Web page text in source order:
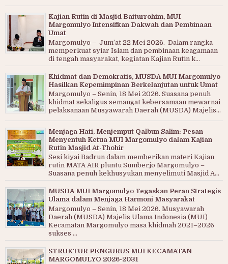
Kajian Rutin di Masjid Baiturrohim, MUI
Margomulyo Intensifkan Dakwah dan Pembinaan
Umat
Margomulyo – Jum’at 22 Mei 2026. Dalam rangka
memperkuat syiar Islam dan pembinaan keagamaan
di tengah masyarakat, kegiatan Kajian Rutin k...
Khidmat dan Demokratis, MUSDA MUI Margomulyo
Hasilkan Kepemimpinan Berkelanjutan untuk Umat
Margomulyo – Senin, 18 Mei 2026. Suasana penuh
khidmat sekaligus semangat kebersamaan mewarnai
pelaksanaan Musyawarah Daerah (MUSDA) Majelis...
Menjaga Hati, Menjemput Qalbun Salim: Pesan
Menyentuh Ketua MUI Margomulyo dalam Kajian
Rutin Masjid At-Thohir
Sesi kiyai Badrun dalam memberikan materi Kajian
rutin MATA AIR pluntu Sumberjo Margomulyo –
Suasana penuh kekhusyukan menyelimuti Masjid A...
MUSDA MUI Margomulyo Tegaskan Peran Strategis
Ulama dalam Menjaga Harmoni Masyarakat
Margomulyo – Senin, 18 Mei 2026. Musyawarah
Daerah (MUSDA) Majelis Ulama Indonesia (MUI)
Kecamatan Margomulyo masa khidmah 2021–2026
sukses ...
STRUKTUR PENGURUS MUI KECAMATAN
MARGOMULYO 2026-2031